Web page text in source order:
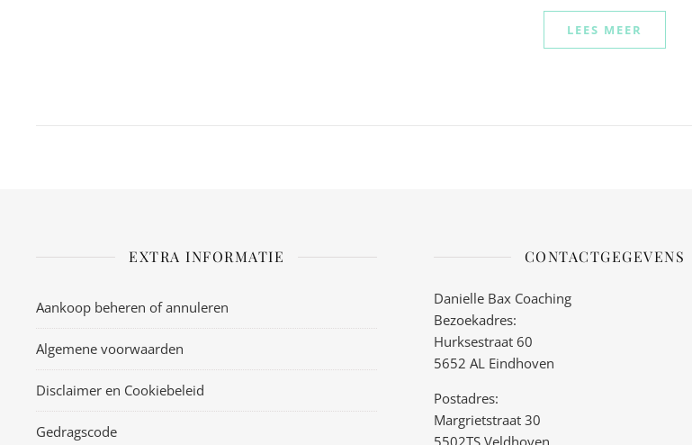
LEES MEER
EXTRA INFORMATIE
Aankoop beheren of annuleren
Algemene voorwaarden
Disclaimer en Cookiebeleid
Gedragscode
CONTACTGEGEVENS
Danielle Bax Coaching
Bezoekadres:
Hurksestraat 60
5652 AL Eindhoven
Postadres:
Margrietstraat 30
5502TS Veldhoven